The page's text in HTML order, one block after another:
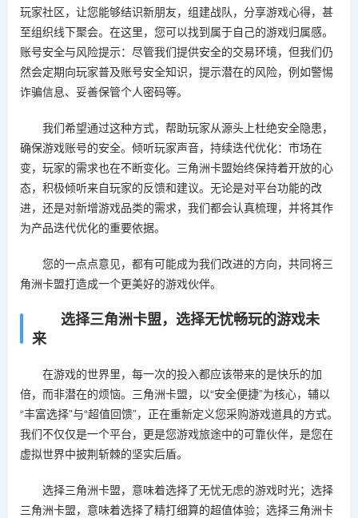
玩家社区，让您能够结识新朋友，组建战队，分享游戏心得，甚
至组织线下聚会。在这里，您可以找到属于自己的游戏归属感。
账号安全与风险提示：尽管我们提供安全的交易环境，但我们仍
然会定期向玩家普及账号安全知识，提示潜在的风险，例如警惕
诈骗信息、妥善保管个人密码等。
我们希望通过这种方式，帮助玩家从源头上杜绝安全隐患，
确保游戏账号的安全。倾听玩家声音，持续迭代优化：市场在
变，玩家的需求也在不断变化。三角洲卡盟始终保持着开放的心
态，积极倾听来自玩家的反馈和建议。无论是对平台功能的改
进，还是对新增游戏品类的需求，我们都会认真梳理，并将其作
为产品迭代优化的重要依据。
您的一点点意见，都有可能成为我们改进的方向，共同将三
角洲卡盟打造成一个更美好的游戏伙伴。
选择三角洲卡盟，选择无忧畅玩的游戏未
来
在游戏的世界里，每一次的投入都应该带来的是快乐的加
倍，而非潜在的烦恼。三角洲卡盟，以“安全便捷”为核心，辅以
“丰富选择”与“超值回馈”，正在重新定义您采购游戏道具的方式。
我们不仅仅是一个平台，更是您游戏旅途中的可靠伙伴，是您在
虚拟世界中披荆斩棘的坚实后盾。
选择三角洲卡盟，意味着选择了无忧无虑的游戏时光；选择
三角洲卡盟，意味着选择了精打细算的超值体验；选择三角洲卡